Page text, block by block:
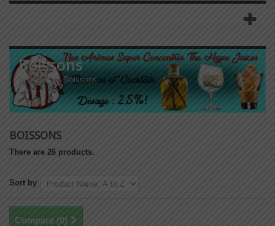
Boissons
Nos arômes Boissons
BOISSONS
There are 26 products.
Sort by
Compare (0)